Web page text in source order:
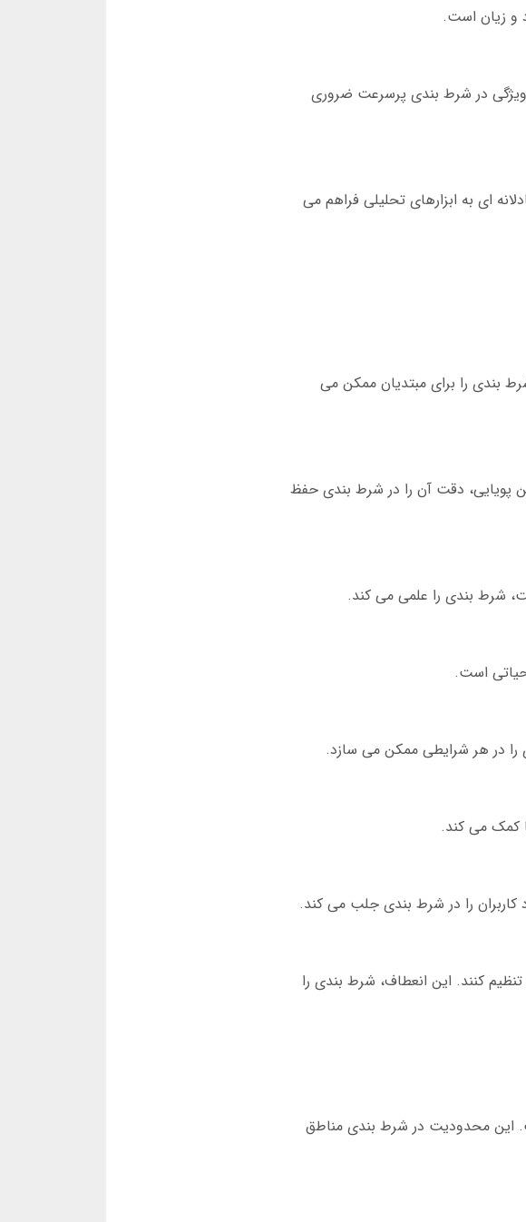
ویژگی در شرط بندی پرسرعت ضروری
ای به ابزارهای تحلیلی فراهم می
انجام می شود. این راحتی، شرط بندی را برای مبتدیان ممکن می
پویایی، دقت آن را در شرط بندی حفظ
است.
را در هر شرایطی ممکن می سازد.
کمک می کند.
را در شرط بندی جلب می کند.
کنند. این انعطاف، شرط بندی را
این محدودیت در شرط بندی مناطق